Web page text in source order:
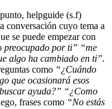
helpguide (s.f)
conversación cuyo tema a
se puede empezar con
preocupado por ti” “me
algo ha cambiado en ti”.
como “¿Cuándo
que ocasionará esos
ayuda?” “¿Como
frases como “No estás